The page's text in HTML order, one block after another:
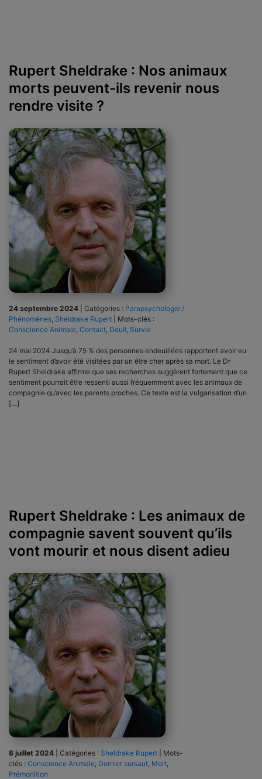
Rupert Sheldrake : Nos animaux
morts peuvent-ils revenir nous
rendre visite ?
24 septembre 2024 Catégories : Parapsychologie /
Phénomènes Sheldrake Rupert
Mots-clés :
Conscience Animale Contact Deuil Survie
24 mai 2024 Jusqu’à 75 % des personnes endeuillées rapportent avoir eu
le sentiment d’avoir été visitées par un être cher après sa mort. Le Dr
Rupert Sheldrake affirme que ses recherches suggèrent fortement que ce
sentiment pourrait être ressenti aussi fréquemment avec les animaux de
compagnie qu’avec les parents proches. Ce texte est la vulgarisation d’un
[…]
Rupert Sheldrake : Les animaux de
compagnie savent souvent qu’ils
vont mourir et nous disent adieu
8 juillet 2024 Catégories : Sheldrake Rupert
Mots-
clés : Conscience Animale Dernier sursaut Mort
Prémonition